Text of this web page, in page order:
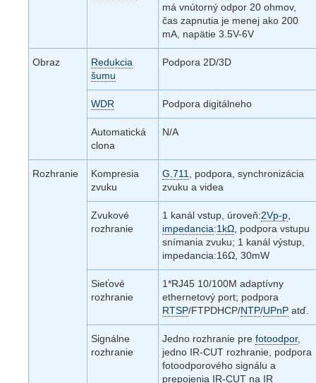
má vnútorný odpor 20 ohmov,
čas zapnutia je menej ako 200
mA, napätie 3.5V-6V
Obraz
Redukcia
šumu
Podpora 2D/3D
WDR Podpora digitálneho
Automatická
clona
N/A
Rozhranie
Kompresia
zvuku
G.711
, podpora, synchronizácia
zvuku a videa
Zvukové
rozhranie
1 kanál vstup, úroveň:2Vp-p
impedancia:1kΩ , podpora vstupu
snímania zvuku; 1 kanál výstup,
impedancia:16Ω, 30mW
Sieťové
rozhranie
1*RJ45 10/100M adaptívny
ethernetový port; podpora
RTSP/FTPDHCP/NTP/UPnP atď.
Signálne
rozhranie
Jedno rozhranie pre fotoodpor,
jedno IR-CUT rozhranie, podpora
fotoodporového signálu a
prepojenia IR-CUT na IR